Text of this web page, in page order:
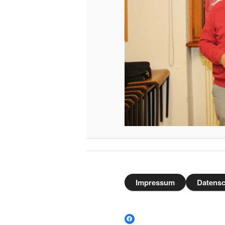
Impressum
Facebook